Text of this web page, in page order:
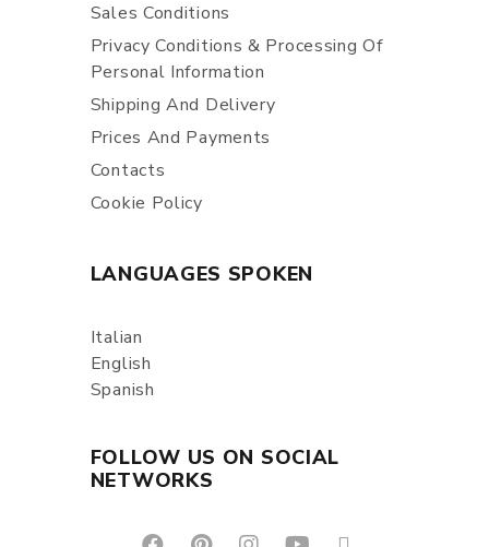
Sales Conditions
Privacy Conditions & Processing Of
Personal Information
Shipping And Delivery
Prices And Payments
Contacts
Cookie Policy
LANGUAGES SPOKEN
Italian
English
Spanish
FOLLOW US ON SOCIAL
NETWORKS